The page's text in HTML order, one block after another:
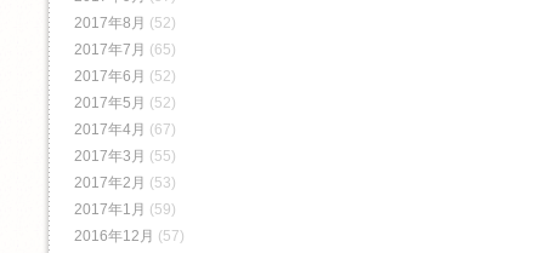
2017年8月 (52)
2017年7月 (65)
2017年6月 (52)
2017年5月 (52)
2017年4月 (67)
2017年3月 (55)
2017年2月 (53)
2017年1月 (59)
2016年12月 (57)